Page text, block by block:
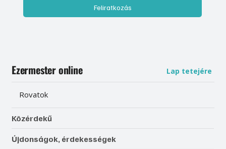
Feliratkozás
Ezermester online Lap tetejére
Rovatok
Közérdekű
Újdonságok, érdekességek